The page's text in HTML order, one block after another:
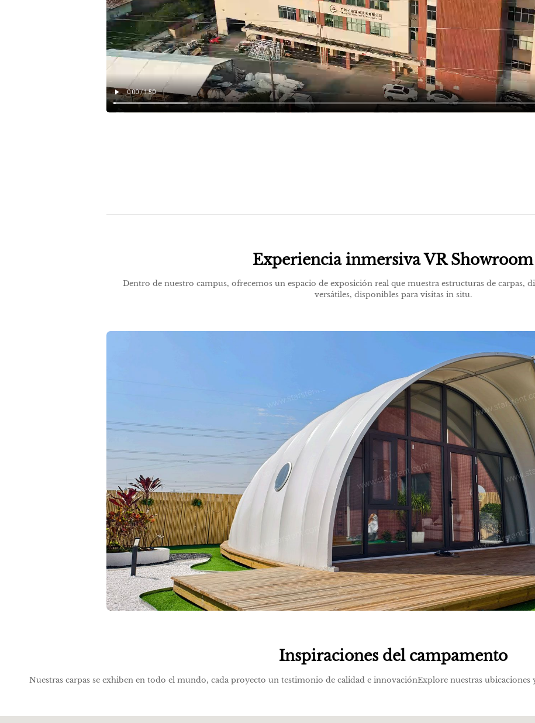
Experiencia inmersiva VR Showroom
Dentro de nuestro campus, ofrecemos un espacio de exposición real que muestra estructuras de carpas,
versátiles, disponibles para visitas in situ.
Inspiraciones del campamento
Nuestras carpas se exhiben en todo el mundo, cada proyecto un testimonio de calidad e innovaciónExplore nuestras